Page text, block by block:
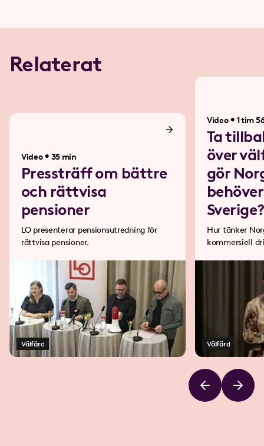
Relaterat
Video • 35 min
Pressträff om bättre
och rättvisa
pensioner
LO presenterar pensionsutredning för
rättvisa pensioner.
Välfärd
Video • 1 tim
Ta
över
gör
Hur tänker
kommersiell
Välfärd